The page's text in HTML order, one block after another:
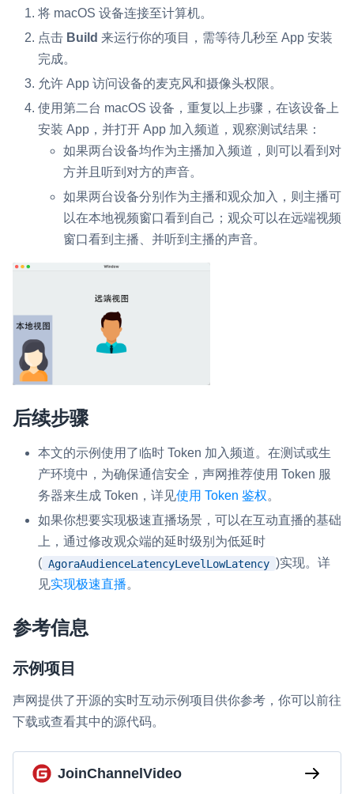
将 macOS 设备连接至计算机。
点击 Build 来运行你的项目，需等待几秒至 App 安装
完成。
允许 App 访问设备的麦克风和摄像头权限。
使用第二台 macOS 设备，重复以上步骤，在该设备上
安装 App，并打开 App 加入频道，观察测试结果：
如果两台设备均作为主播加入频道，则可以看到对
方并且听到对方的声音。
如果两台设备分别作为主播和观众加入，则主播可
以在本地视频窗口看到自己；观众可以在远端视频
窗口看到主播、并听到主播的声音。
后续步骤
本文的示例使用了临时 Token 加入频道。在测试或生
产环境中，为确保通信安全，声网推荐使用 Token 服
务器来生成 Token，详见使用 Token 鉴权。
如果你想要实现极速直播场景，可以在互动直播的基础
上，通过修改观众端的延时级别为低延时
( AgoraAudienceLatencyLevelLowLatency )实现。详
见实现极速直播。
参考信息
示例项目
声网提供了开源的实时互动示例项目供你参考，你可以前往
下载或查看其中的源代码。
JoinChannelVideo